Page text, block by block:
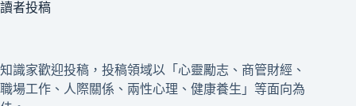
讀者投稿
知識家歡迎投稿，投稿領域以「心靈勵志、商管財經、
職場工作、人際關係、兩性心理、健康養生」等面向為